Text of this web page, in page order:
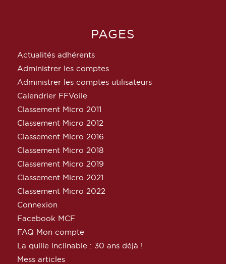
PAGES
Actualités adhérents
Administrer les comptes
Administrer les comptes utilisateurs
Calendrier FFVoile
Classement Micro 2011
Classement Micro 2012
Classement Micro 2016
Classement Micro 2018
Classement Micro 2019
Classement Micro 2021
Classement Micro 2022
Connexion
Facebook MCF
FAQ Mon compte
La quille inclinable : 30 ans déjà !
Mess articles